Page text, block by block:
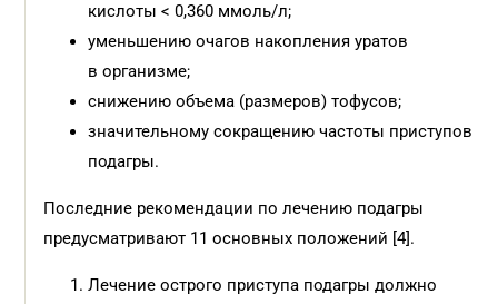
кислоты < 0,360 ммоль/л;
уменьшению очагов накопления уратов
в организме;
снижению объема (размеров) тофусов;
значительному сокращению частоты приступов
подагры.
Последние рекомендации по лечению подагры
предусматривают 11 основных положений [4].
Лечение острого приступа подагры должно